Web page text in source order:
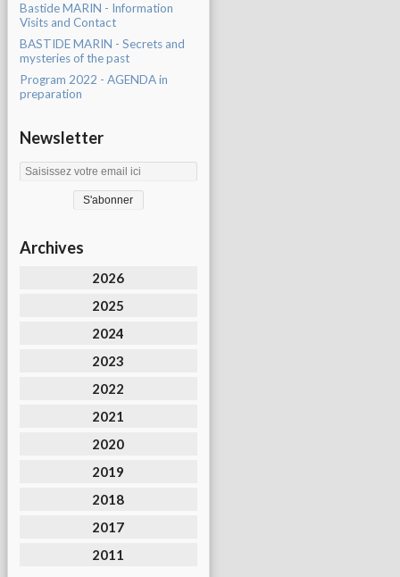
Bastide MARIN - Information
Visits and Contact
BASTIDE MARIN - Secrets and
mysteries of the past
Program 2022 - AGENDA in
preparation
Newsletter
Archives
2026
2025
2024
2023
2022
2021
2020
2019
2018
2017
2011